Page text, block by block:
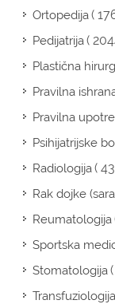
Ortopedija(
Pedijatrija(
Plastična
Pravilna
Pravilna
Psihijatrijske
Radiologija(
Rak dojke
Reumatologija
Sportska
Stomatologija
Transfuziologija